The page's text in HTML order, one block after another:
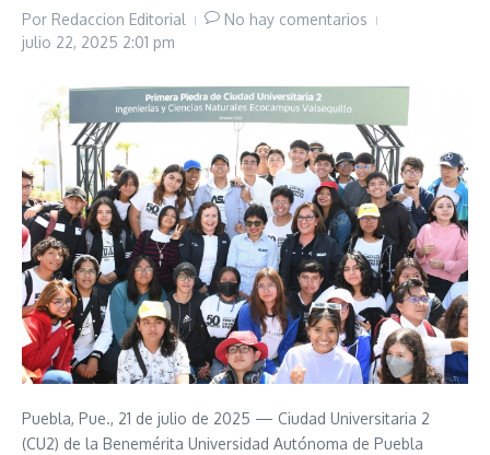
Por Redaccion Editorial
No hay comentarios
julio 22, 2025 2:01 pm
Puebla, Pue., 21 de julio de 2025 — Ciudad Universitaria 2
(CU2) de la Benemérita Universidad Autónoma de Puebla